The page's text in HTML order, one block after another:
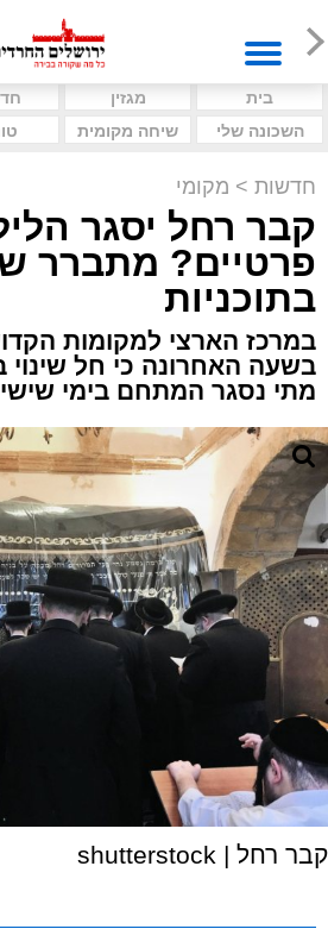
בית מגזין
השכונה שלי
שיחה מקומית
חדשות > מקומי
קבר רחל יסגר
פרטיים? מתברר
בתוכניות
במרכז הארצי למקומות
בשעה האחרונה כי חל שינוי
מתי נסגר המתחם בימי
קבר רחל | shutterstock